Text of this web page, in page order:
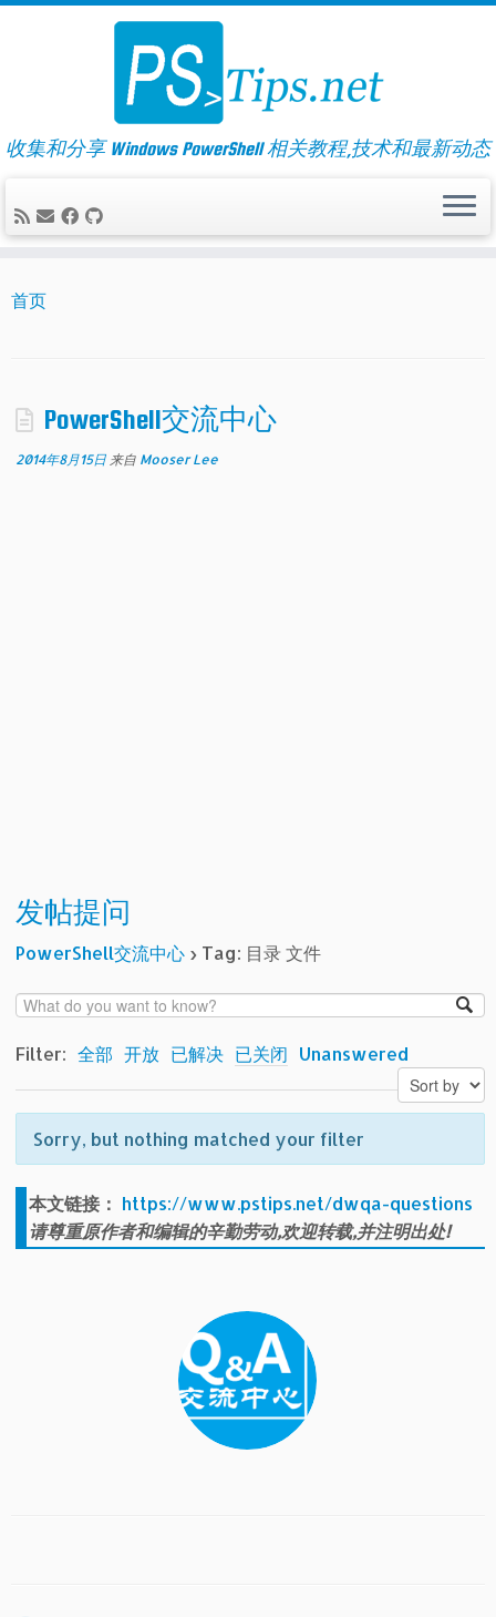
Skip
收集和分享 Windows PowerShell 相关教程,技术和最新动态
首页
PowerShell交流中心
2014年8月15日 来自 Mooser Lee
发帖提问
PowerShell交流中心 › Tag: 目录 文件
Filter: 全部 开放 已解决 已关闭 Unanswered
Sorry, but nothing matched your filter
本文链接： https://www.pstips.net/dwqa-questions
请尊重原作者和编辑的辛勤劳动,欢迎转载,并注明出处!